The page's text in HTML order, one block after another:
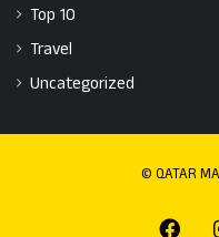
Top 10
Travel
Uncategorized
© QATAR